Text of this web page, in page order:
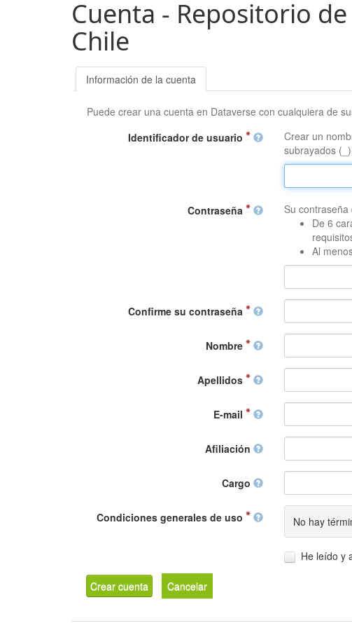
Cuenta - Repositorio
Chile
Información de la cuenta
Puede crear una cuenta en Dataverse con cualquiera de
Identificador de usuario
Crear un
subrayados
Contraseña
Su
De 6
Al
Confirme su contraseña
Nombre
Apellidos
E-mail
Afiliación
Cargo
Condiciones generales de uso No hay
He leído y
Crear cuenta Cancelar